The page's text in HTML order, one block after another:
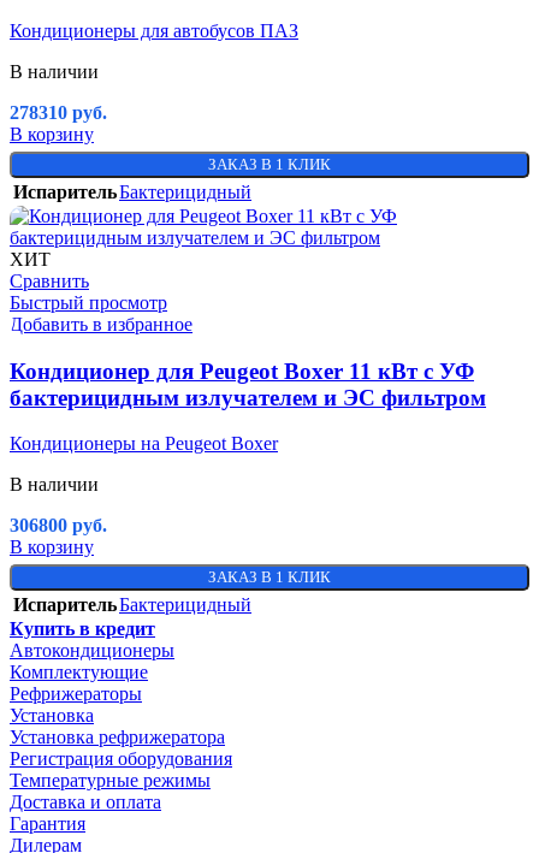
Кондиционеры для автобусов ПАЗ
В наличии
278310 руб.
В корзину
ЗАКАЗ В 1 КЛИК
ИспарительБактерицидный
ХИТ
Сравнить
Быстрый просмотр
Добавить в избранное
Кондиционер для Peugeot Boxer 11 кВт с УФ
бактерицидным излучателем и ЭС фильтром
Кондиционеры на Peugeot Boxer
В наличии
306800 руб.
В корзину
ЗАКАЗ В 1 КЛИК
ИспарительБактерицидный
Купить в кредит
Автокондиционеры
Комплектующие
Рефрижераторы
Установка
Установка рефрижератора
Регистрация оборудования
Температурные режимы
Доставка и оплата
Гарантия
Дилерам